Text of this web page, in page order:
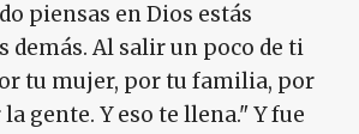
piensas en Dios estás
demás. Al salir un poco de ti
tu mujer, por tu familia, por
gente. Y eso te llena." Y fue